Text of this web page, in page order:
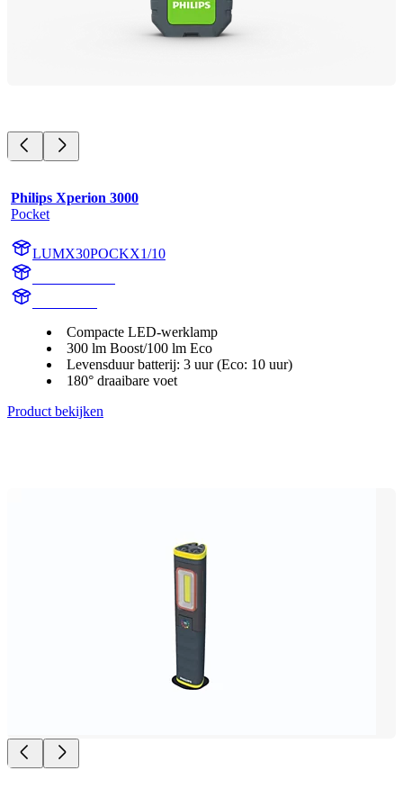
Philips Xperion 3000
Pocket
LUMX30POCKX1/10
Compacte LED-werklamp
300 lm Boost/100 lm Eco
Levensduur batterij: 3 uur (Eco: 10 uur)
180° draaibare voet
Product bekijken